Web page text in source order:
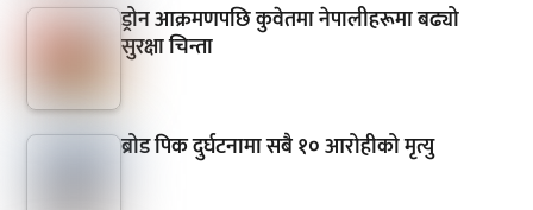
ड्रोन आक्रमणपछि कुवेतमा नेपालीहरूमा बढ्यो
सुरक्षा चिन्ता
ब्रोड पिक दुर्घटनामा सबै १० आरोहीको मृत्यु